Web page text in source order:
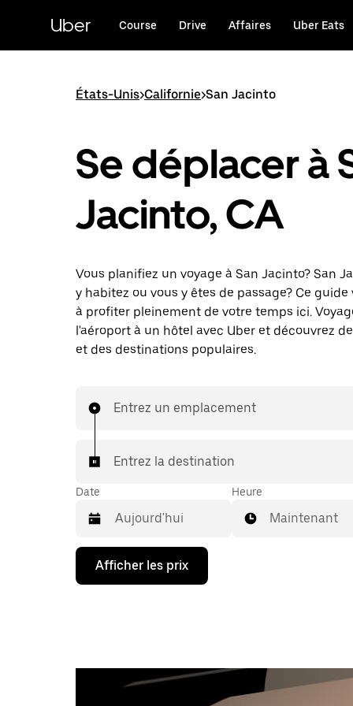
principal
Uber Course Drive Affaires Uber Eats
États-Unis>Californie>San Jacinto
Se déplacer à
Jacinto, CA
Vous planifiez un voyage à San Jacinto? San
y habitez ou vous y êtes de passage? Ce guide
à profiter pleinement de votre temps ici.
l'aéroport à un hôtel avec Uber et découvrez
et des destinations populaires.
Entrez un emplacement
Entrez la destination
Date
Appuyez
la
interagir
Heure
Maintenant
Afficher les prix